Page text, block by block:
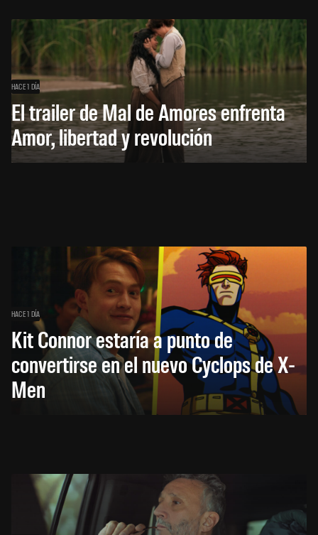
HACE 1 DÍA
El trailer de Mal de Amores enfrenta
Amor, libertad y revolución
HACE 1 DÍA
Kit Connor estaría a punto de
convertirse en el nuevo Cyclops de X-
Men